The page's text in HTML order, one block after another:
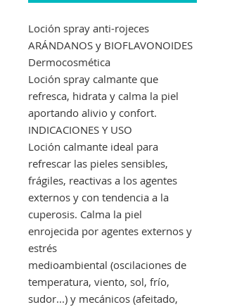
Loción spray anti-rojeces
ARÁNDANOS y BIOFLAVONOIDES
Dermocosmética
Loción spray calmante que
refresca, hidrata y calma la piel
aportando alivio y confort.
INDICACIONES Y USO
Loción calmante ideal para
refrescar las pieles sensibles,
frágiles, reactivas a los agentes
externos y con tendencia a la
cuperosis. Calma la piel
enrojecida por agentes externos y
estrés
medioambiental (oscilaciones de
temperatura, viento, sol, frío,
sudor...) y mecánicos (afeitado,